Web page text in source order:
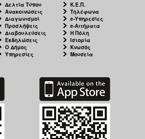
Δελτία Τύπου
Ανακοινώσεις
Διαγωνισμοί
Προσλήψεις
Διαβουλεύσεις
Εκδηλώσεις
Ο Δήμος
Υπηρεσίες
Κ.Ε.Π.
Τηλέφωνα
e-Υπηρεσίες
e-Αιτήματα
Η Πόλη
Ιστορία
Κνωσός
Μουσεία